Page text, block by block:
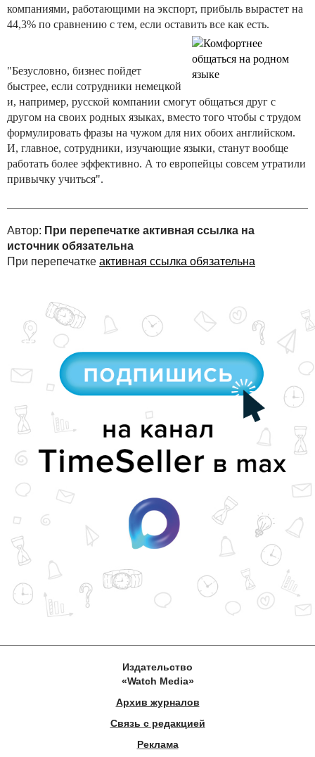
компаниями, работающими на экспорт, прибыль вырастет на
44,3% по сравнению с тем, если оставить все как есть.
"Безусловно, бизнес пойдет
быстрее, если сотрудники немецкой
и, например, русской компании смогут общаться друг с
другом на своих родных языках, вместо того чтобы с трудом
формулировать фразы на чужом для них обоих английском.
И, главное, сотрудники, изучающие языки, станут вообще
работать более эффективно. А то европейцы совсем утратили
привычку учиться".
Автор: При перепечатке активная ссылка на
источник обязательна
При перепечатке активная ссылка обязательна
Издательство
«Watch Media»
Архив журналов
Связь с редакцией
Реклама